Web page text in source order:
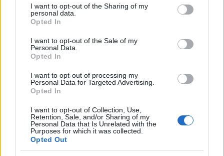
disclose it to other third parties.
Please note that this website/app uses one or more Google
services and may gather and store information including but
not limited to your visit or usage behaviour. You may click to
grant or deny consent to Google and its third-party tags to
consent section.
I want to opt-out of the Sharing of my
personal data.
Opted In
I want to opt-out of the Sale of my
Personal Data.
Opted In
I want to opt-out of processing my
Personal Data for Targeted Advertising.
Opted In
I want to opt-out of Collection, Use,
Retention, Sale, and/or Sharing of my
Personal Data that Is Unrelated with the
Purposes for which it was collected.
Opted Out
Il caso /Trump ha quasi esaurito l'arsenale Usa, ma il
La banca /Caso Mps: i pm milanesi ora vogliono vederci
chiaro sulle “chat” tra un dirigente del Mef e alcuni ministri